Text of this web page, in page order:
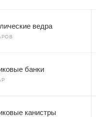
ведра
банки
канистры